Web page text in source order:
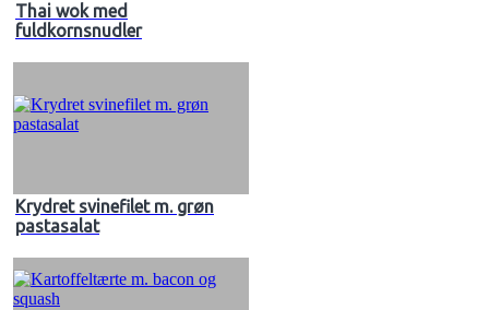
Thai wok med
fuldkornsnudler
Krydret svinefilet m. grøn
pastasalat